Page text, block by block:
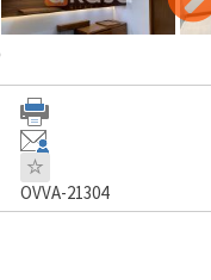
OVVA-21304